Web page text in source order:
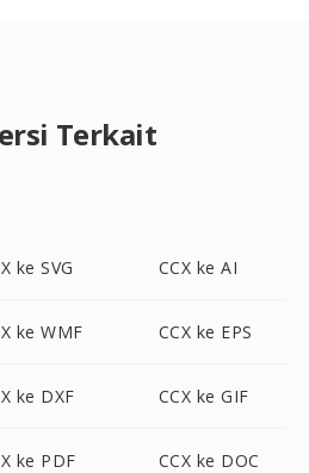
Terkait
ke SVG CCX ke AI
ke WMF CCX ke EPS
ke DXF CCX ke GIF
ke PDF CCX ke DOC